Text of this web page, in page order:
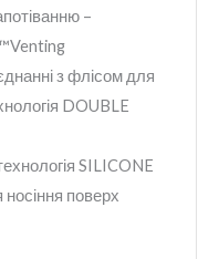
–
з флісом для
DOUBLE
SILICONE
поверх